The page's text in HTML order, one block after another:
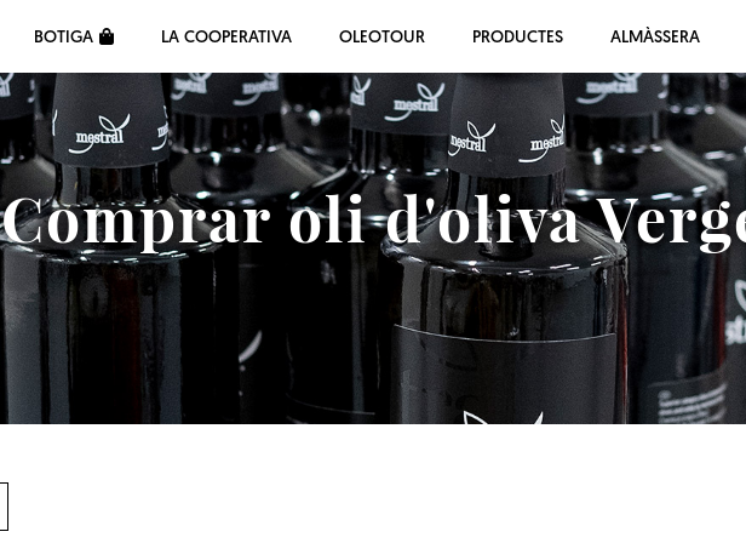
BOTIGA LA COOPERATIVA OLEOTOUR PRODUCTES ALMÀSSERA
Comprar oli d'oliva